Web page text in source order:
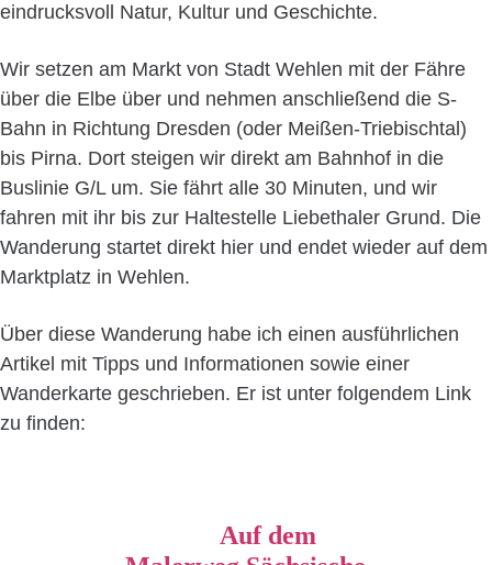
eindrucksvoll Natur, Kultur und Geschichte.
Wir setzen am Markt von Stadt Wehlen mit der Fähre
über die Elbe über und nehmen anschließend die S-
Bahn in Richtung Dresden (oder Meißen-Triebischtal)
bis Pirna. Dort steigen wir direkt am Bahnhof in die
Buslinie G/L um. Sie fährt alle 30 Minuten, und wir
fahren mit ihr bis zur Haltestelle Liebethaler Grund. Die
Wanderung startet direkt hier und endet wieder auf dem
Marktplatz in Wehlen.
Über diese Wanderung habe ich einen ausführlichen
Artikel mit Tipps und Informationen sowie einer
Wanderkarte geschrieben. Er ist unter folgendem Link
zu finden:
Auf dem